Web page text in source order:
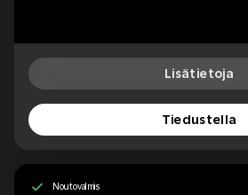
Lisätietoja
Tiedustella
Noutovalmis